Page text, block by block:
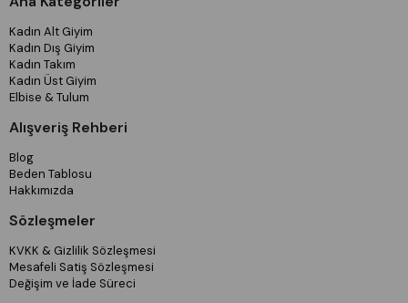
Kadın Alt Giyim
Kadın Dış Giyim
Kadın Takım
Kadın Üst Giyim
Elbise & Tulum
Alışveriş Rehberi
Blog
Beden Tablosu
Hakkımızda
Sözleşmeler
KVKK & Gizlilik Sözleşmesi
Mesafeli Satiş Sözleşmesi
Değişim ve İade Süreci